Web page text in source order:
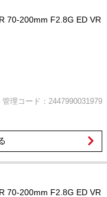
200mm F2.8G ED VR
管理コード：2447990031979
200mm F2.8G ED VR